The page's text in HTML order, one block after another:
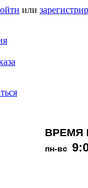
или
ВРЕМЯ
пн-вс